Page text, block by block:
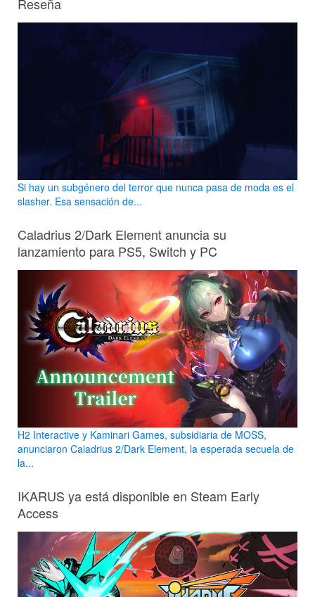
Si hay un subgénero del terror que nunca pasa de moda es el
slasher. Esa sensación de...
Caladrius 2/Dark Element anuncia su
lanzamiento para PS5, Switch y PC
H2 Interactive y Kaminari Games, subsidiaria de MOSS,
anunciaron Caladrius 2/Dark Element, la esperada secuela de
la...
IKARUS ya está disponible en Steam Early
Access